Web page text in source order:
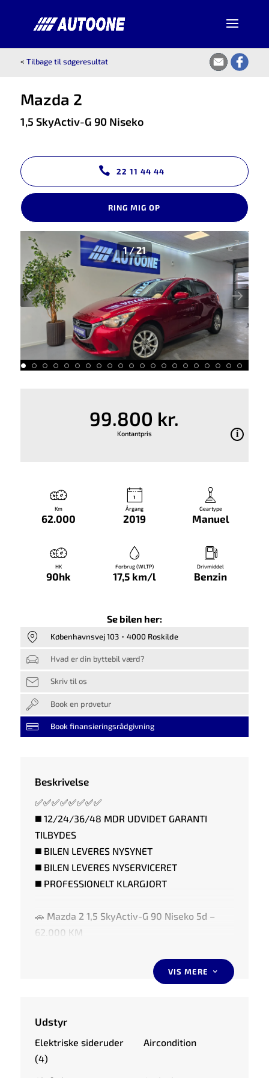
< Tilbage til søgeresultat
Mazda 2
1,5 SkyActiv-G 90 Niseko
22 11 44 44
RING MIG OP
1/21
99.800 kr.
Kontantpris
Km
62.000
Årgang
2019
Geartype
Manuel
HK
90hk
Forbrug (WLTP)
17,5 km/l
Drivmiddel
Benzin
Se bilen her:
Københavnsvej 103 4000 Roskilde
Hvad er din byttebil værd?
Skriv til os
Book en prøvetur
Book finansieringsrådgivning
Beskrivelse
✅✅✅✅✅✅✅✅
◼️ 12/24/36/48 MDR UDVIDET GARANTI
TILBYDES
◼️ BILEN LEVERES NYSYNET
◼️ BILEN LEVERES NYSERVICERET
◼️ PROFESSIONELT KLARGJORT
🚗 Mazda 2 1,5 SkyActiv-G 90 Niseko 5d –
62.000 KM
⭐️ NØGLEFRI TÆNDING
⭐️ FARTPILOT
⭐️ PARKERINGSSENSOR BAG
VIS MERE 3
Udstyr
Elektriske sideruder
(4)
Aircondition